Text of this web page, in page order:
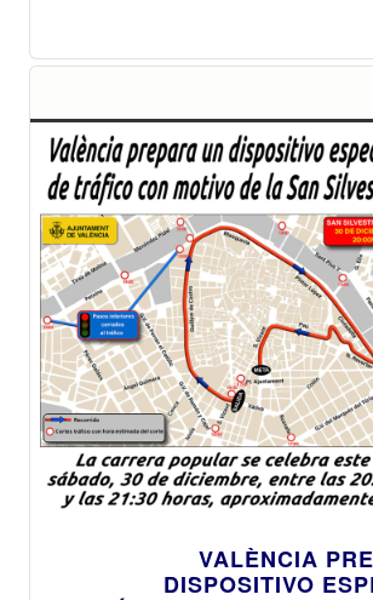
VALÈNCIA
DISPOSITIVO